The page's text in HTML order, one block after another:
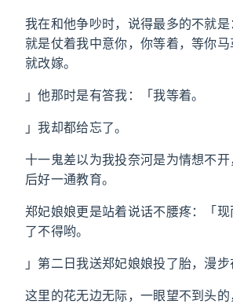
我在和他争吵时，说得最多的不就是
就是仗着我中意你，你等着，等你
就改嫁。
」他那时是有答我：「我等着。
」我却都给忘了。
十一鬼差以为我投奈河是为情想不
后好一通教育。
郑妃娘娘更是站着说话不腰疼：「
了不得哟。
」第二日我送郑妃娘娘投了胎，漫步
这里的花无边无际，一眼望不到头